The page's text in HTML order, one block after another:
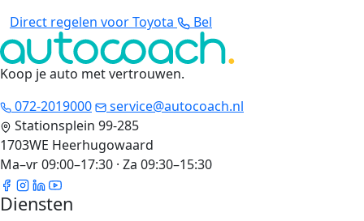
Direct regelen voor Toyota
Bel
Koop je auto met vertrouwen.
072-2019000
service@autocoach.nl
Stationsplein 99-285
1703WE Heerhugowaard
Ma–vr 09:00–17:30 · Za 09:30–15:30
Diensten